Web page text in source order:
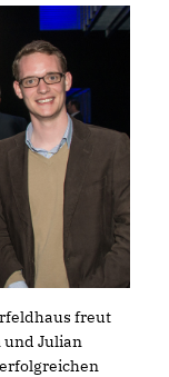
freut
und Julian